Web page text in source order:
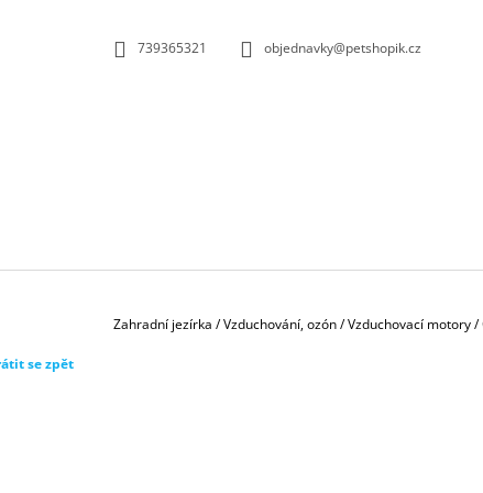
739365321 objednavky@petshopik.cz
Domů
Zahradní jezírka /Vzduchování, ozón/Vzduchovací motory/
se zpět